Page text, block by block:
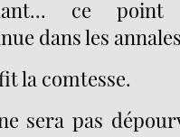
ce point
dans les
la comtesse.
sera pas